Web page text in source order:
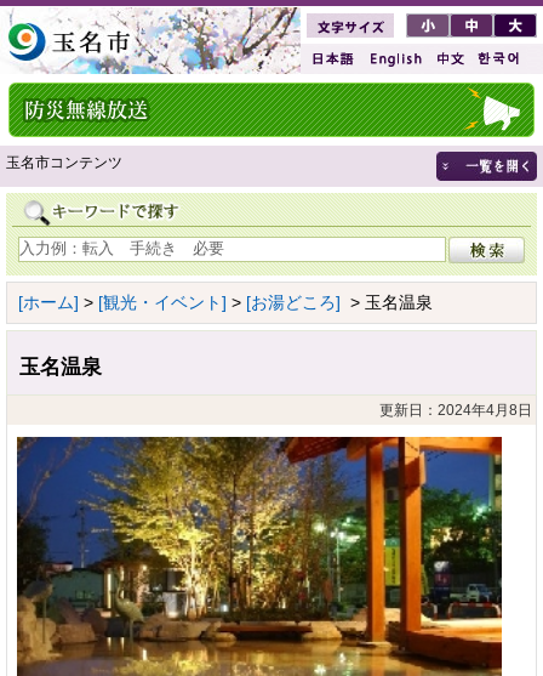
玉名市コンテンツ
[ホーム] > [観光・イベント] > [お湯どころ] > 玉名温泉
玉名温泉
更新日：2024年4月8日